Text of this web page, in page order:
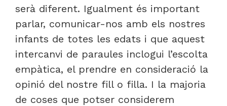
serà diferent. Igualment és important
parlar, comunicar-nos amb els nostres
infants de totes les edats i que aquest
intercanvi de paraules inclogui l’escolta
empàtica, el prendre en consideració la
opinió del nostre fill o filla. I la majoria
de coses que potser considerem